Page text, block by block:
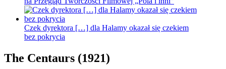
Czek dyrektora […] dla Halamy okazał się czekiem
bez pokrycia
The Centaurs (1921)